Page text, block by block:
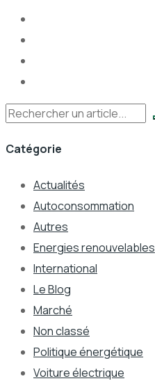
Rechercher
Catégorie
Actualités
Autoconsommation
Autres
Energies renouvelables
International
Le Blog
Marché
Non classé
Politique énergétique
Voiture électrique